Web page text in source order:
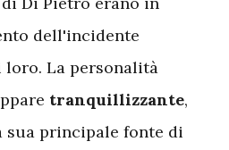
dell'incidente
La personalità
tranquillizzante,
sua principale fonte di